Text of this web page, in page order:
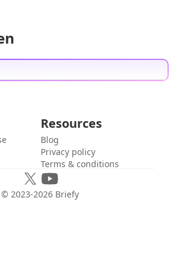
Resources
Blog
Privacy policy
Terms & conditions
© 2023-2026 Briefy